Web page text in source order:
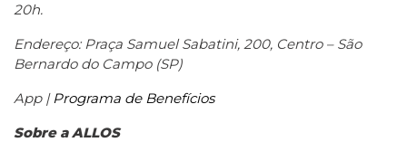
20h.
Endereço: Praça Samuel Sabatini, 200, Centro – São
Bernardo do Campo (SP)
App |Programa de Benefícios
Sobre a ALLOS